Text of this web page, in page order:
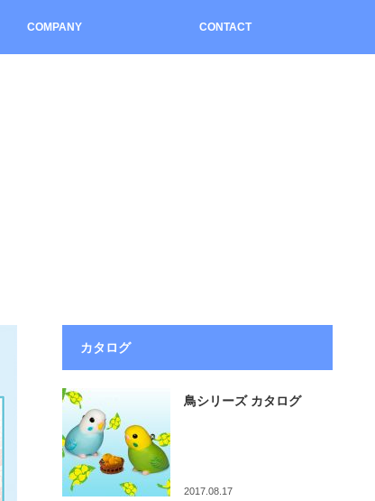
COMPANY CONTACT
カタログ
鳥シリーズ カタログ
2017.08.17